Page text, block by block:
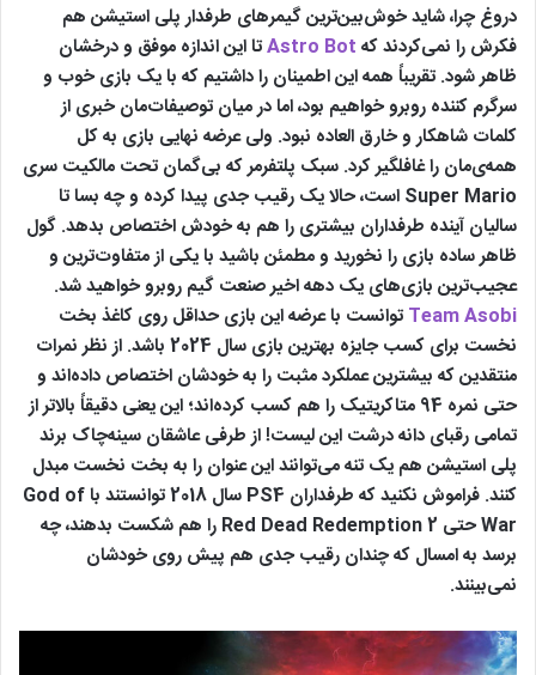
دروغ چرا، شاید خوش‌بین‌ترین گیمرهای طرفدار پلی استیشن هم
فکرش را نمی‌کردند که Astro Botتا این اندازه موفق و درخشان
ظاهر شود. تقریباً همه این اطمینان را داشتیم که با یک بازی خوب و
سرگرم کننده روبرو خواهیم بود، اما در میان توصیفات‌مان خبری از
کلمات شاهکار و خارق العاده نبود. ولی عرضه نهایی بازی به کل
همه‌ی‌مان را غافلگیر کرد. سبک پلتفرمر که بی‌گمان تحت مالکیت سری
Super Mario است، حالا یک رقیب جدی پیدا کرده و چه بسا تا
سالیان آینده طرفداران بیشتری را هم به خودش اختصاص بدهد. گول
ظاهر ساده بازی را نخورید و مطمئن باشید با یکی از متفاوت‌ترین و
عجیب‌ترین بازی‌های یک دهه اخیر صنعت گیم روبرو خواهید شد.
Team Asobi توانست با عرضه این بازی حداقل روی کاغذ بخت
نخست برای کسب جایزه بهترین بازی سال 2024 باشد. از نظر نمرات
منتقدین که بیشترین عملکرد مثبت را به خودشان اختصاص داده‌اند و
حتی نمره 94 متاکریتیک را هم کسب کرده‌اند؛ این یعنی دقیقاً بالاتر از
تمامی رقبای دانه درشت این لیست! از طرفی عاشقان سینه‌چاک برند
پلی استیشن هم یک تنه می‌توانند این عنوان را به بخت نخست مبدل
کنند. فراموش نکنید که طرفداران PS4 سال 2018 توانستند با God of
War حتی Red Dead Redemption 2 را هم شکست بدهند، چه
برسد به امسال که چندان رقیب جدی هم پیش روی خودشان
نمی‌بینند.